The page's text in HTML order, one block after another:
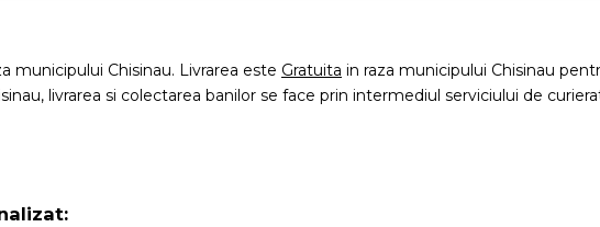
municipului Chisinau. Livrarea este Gratuita in raza municipului Chisinau
livrarea si colectarea banilor se face prin intermediul serviciului de